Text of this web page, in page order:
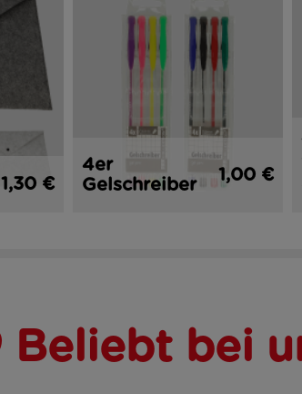
1,30 €
4er
Gelschreiber
1,00 €
Beliebt bei